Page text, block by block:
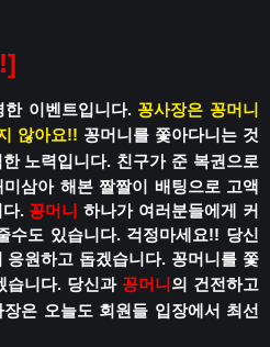
이벤트입니다. 꽁사장은 꽁머니
않아요!! 꽁머니를 쫓아다니는 것
노력입니다. 친구가 준 복권으로
미삼아 해본 짤짤이 배팅으로 고액
. 꽁머니 하나가 여러분들에게 커
수도 있습니다. 걱정마세요!! 당신
응원하고 돕겠습니다. 꽁머니를 쫓
습니다. 당신과 꽁머니 의 건전하고
장은 오늘도 회원들 입장에서 최선